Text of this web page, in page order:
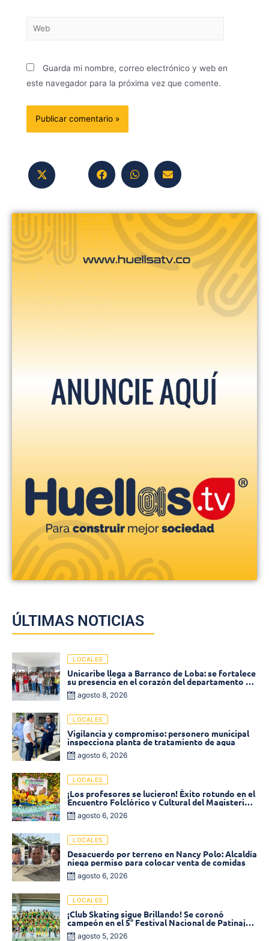
Guarda mi nombre, correo electrónico y web en
este navegador para la próxima vez que comente.
ÚLTIMAS NOTICIAS
LOCALES
Unicaribe llega a Barranco de Loba: se fortalece
su presencia en el corazón del departamento de
Bolívar
agosto 8, 2026
LOCALES
Vigilancia y compromiso: personero municipal
inspecciona planta de tratamiento de agua
agosto 6, 2026
LOCALES
¡Los profesores se lucieron! Éxito rotundo en el
Encuentro Folclórico y Cultural del Magisterio
2026 en Ciénaga
agosto 6, 2026
LOCALES
Desacuerdo por terreno en Nancy Polo: Alcaldía
niega permiso para colocar venta de comidas
agosto 6, 2026
LOCALES
¡Club Skating sigue Brillando! Se coronó
campeón en el 5° Festival Nacional de Patinaje
«Soledad sobre Ruedas»
agosto 5, 2026